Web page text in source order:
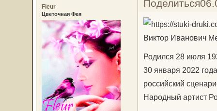
Поделиться
Fleur
Цветочная Фея
Виктор Иванович
Родился 28 июля
30 января 2022
российский
Народный артист